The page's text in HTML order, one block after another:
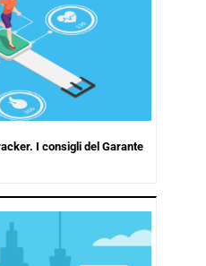
I consigli del Garante